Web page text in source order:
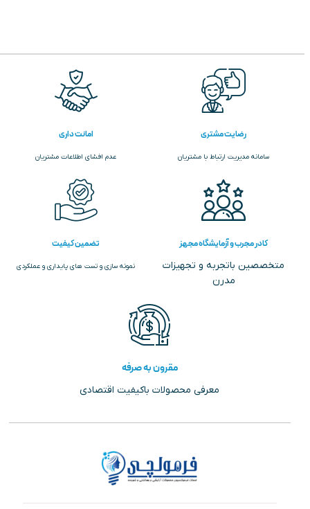
رضایت مشتری
سامانه مدیریت ارتباط با مشتریان
امانت داری
عدم افشای اطلاعات مشتریان
کادر مجرب و آزمایشگاه مجهز
متخصصین باتجربه و تجهیزات
مدرن
تضمین کیفیت
نمونه سازی و تست های پایداری و عملکردی
مقرون به صرفه
معرفی محصولات باکیفیت اقتصادی